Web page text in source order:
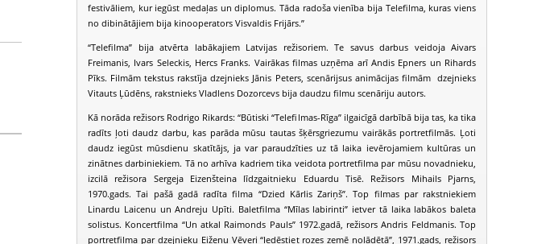
Rainis. Sudrabota gaisma (1920.-1929.) (1997-06-09) Tēvu tēvi laipas meta (1997-07-05) Pērkona negaiss (1999-03-29)
festivāliem, kur iegūst medaļas un diplomus. Tāda radoša vienība bija Telefilma, kuras viens
no dibinātājiem bija kinooperators Visvaldis Frijārs.”
“Telefilma” bija atvērta labākajiem Latvijas režisoriem. Te savus darbus veidoja Aivars
Freimanis, Ivars Seleckis, Hercs Franks. Vairākas filmas uzņēma arī Andis Epners un Rihards
Pīks. Filmām tekstus rakstīja dzejnieks Jānis Peters, scenārijsus animācijas filmām dzejnieks
Vitauts Ļūdēns, rakstnieks Vladlens Dozorcevs bija daudzu filmu scenāriju autors.
Kā norāda režisors Rodrigo Rikards: “Būtiski “Telefilmas-Rīga” ilgaicīgā darbībā bija tas, ka tika
radīts ļoti daudz darbu, kas parāda mūsu tautas šķērsgriezumu vairākās portretfilmās. Ļoti
daudz iegūst mūsdienu skatītājs, ja var paraudzīties uz tā laika ievērojamiem kultūras un
zinātnes darbiniekiem. Tā no arhīva kadriem tika veidota portretfilma par mūsu novadnieku,
izcilā režisora Sergeja Eizenšteina līdzgaitnieku Eduardu Tisē. Režisors Mihails Pjarns,
1970.gads. Tai pašā gadā radīta filma “Dzied Kārlis Zariņš”. Top filmas par rakstniekiem
Linardu Laicenu un Andreju Upīti. Baletfilma “Mīlas labirinti” ietver tā laika labākos baleta
solistus. Koncertfilma “Un atkal Raimonds Pauls” 1972.gadā, režisors Andris Feldmanis. Top
portretfilma par dzejnieku Eiženu Vēveri “Iedēstiet rozes zemē nolādētā”, 1971.gads, režisors